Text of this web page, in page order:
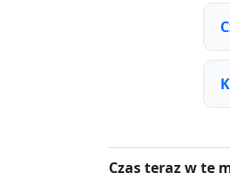
Czas teraz w te